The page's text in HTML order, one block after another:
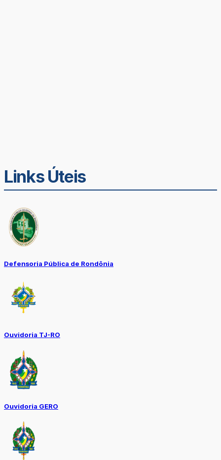
Links Úteis
Defensoria Pública de Rondônia
Ouvidoria TJ-RO
Ouvidoria GERO